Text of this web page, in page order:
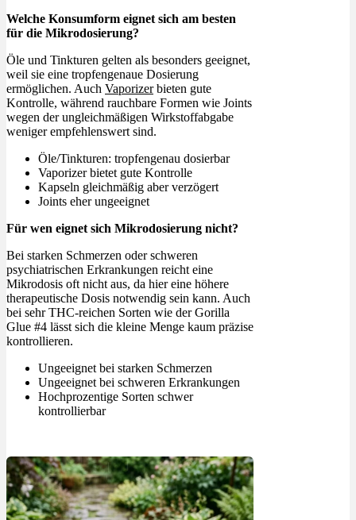
Welche Konsumform eignet sich am besten
für die Mikrodosierung?
Öle und Tinkturen gelten als besonders geeignet,
weil sie eine tropfengenaue Dosierung
ermöglichen. Auch Vaporizerbieten gute
Kontrolle, während rauchbare Formen wie Joints
wegen der ungleichmäßigen Wirkstoffabgabe
weniger empfehlenswert sind.
Öle/Tinkturen: tropfengenau dosierbar
Vaporizer bietet gute Kontrolle
Kapseln gleichmäßig aber verzögert
Joints eher ungeeignet
Für wen eignet sich Mikrodosierung nicht?
Bei starken Schmerzen oder schweren
psychiatrischen Erkrankungen reicht eine
Mikrodosis oft nicht aus, da hier eine höhere
therapeutische Dosis notwendig sein kann. Auch
bei sehr THC-reichen Sorten wie der Gorilla
Glue #4 lässt sich die kleine Menge kaum präzise
kontrollieren.
Ungeeignet bei starken Schmerzen
Ungeeignet bei schweren Erkrankungen
Hochprozentige Sorten schwer
kontrollierbar